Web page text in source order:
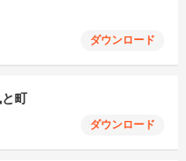
ダウンロード
と町
ダウンロード